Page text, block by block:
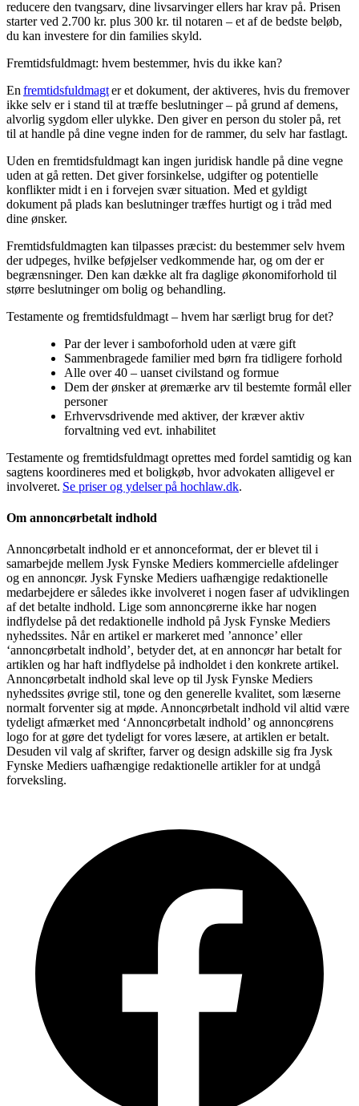
reducere den tvangsarv, dine livsarvinger ellers har krav på. Prisen
starter ved 2.700 kr. plus 300 kr. til notaren – et af de bedste beløb,
du kan investere for din families skyld.
Fremtidsfuldmagt: hvem bestemmer, hvis du ikke kan?
En fremtidsfuldmagter et dokument, der aktiveres, hvis du fremover
ikke selv er i stand til at træffe beslutninger – på grund af demens,
alvorlig sygdom eller ulykke. Den giver en person du stoler på, ret
til at handle på dine vegne inden for de rammer, du selv har fastlagt.
Uden en fremtidsfuldmagt kan ingen juridisk handle på dine vegne
uden at gå retten. Det giver forsinkelse, udgifter og potentielle
konflikter midt i en i forvejen svær situation. Med et gyldigt
dokument på plads kan beslutninger træffes hurtigt og i tråd med
dine ønsker.
Fremtidsfuldmagten kan tilpasses præcist: du bestemmer selv hvem
der udpeges, hvilke beføjelser vedkommende har, og om der er
begrænsninger. Den kan dække alt fra daglige økonomiforhold til
større beslutninger om bolig og behandling.
Testamente og fremtidsfuldmagt – hvem har særligt brug for det?
Par der lever i samboforhold uden at være gift
Sammenbragede familier med børn fra tidligere forhold
Alle over 40 – uanset civilstand og formue
Dem der ønsker at øremærke arv til bestemte formål eller
personer
Erhvervsdrivende med aktiver, der kræver aktiv
forvaltning ved evt. inhabilitet
Testamente og fremtidsfuldmagt oprettes med fordel samtidig og kan
sagtens koordineres med et boligkøb, hvor advokaten alligevel er
involveret. Se priser og ydelser på hochlaw.dk.
Om annoncørbetalt indhold
Annoncørbetalt indhold er et annonceformat, der er blevet til i
samarbejde mellem Jysk Fynske Mediers kommercielle afdelinger
og en annoncør. Jysk Fynske Mediers uafhængige redaktionelle
medarbejdere er således ikke involveret i nogen faser af udviklingen
af det betalte indhold. Lige som annoncørerne ikke har nogen
indflydelse på det redaktionelle indhold på Jysk Fynske Mediers
nyhedssites. Når en artikel er markeret med ’annonce’ eller
‘annoncørbetalt indhold’, betyder det, at en annoncør har betalt for
artiklen og har haft indflydelse på indholdet i den konkrete artikel.
Annoncørbetalt indhold skal leve op til Jysk Fynske Mediers
nyhedssites øvrige stil, tone og den generelle kvalitet, som læserne
normalt forventer sig at møde. Annoncørbetalt indhold vil altid være
tydeligt afmærket med ‘Annoncørbetalt indhold’ og annoncørens
logo for at gøre det tydeligt for vores læsere, at artiklen er betalt.
Desuden vil valg af skrifter, farver og design adskille sig fra Jysk
Fynske Mediers uafhængige redaktionelle artikler for at undgå
forveksling.